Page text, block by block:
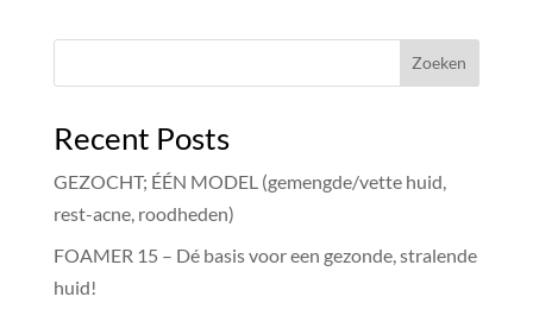
Zoeken
Recent Posts
GEZOCHT; ÉÉN MODEL (gemengde/vette huid,
rest-acne, roodheden)
FOAMER 15 – Dé basis voor een gezonde, stralende
huid!